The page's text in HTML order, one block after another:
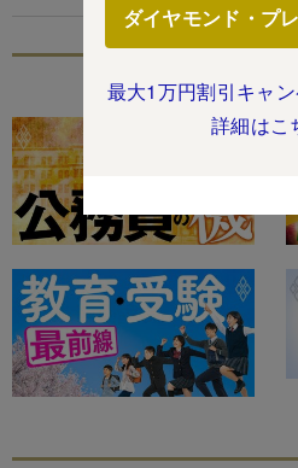
ダイヤモンド・プ
最大1万円割引キャ
詳細はこ
特集